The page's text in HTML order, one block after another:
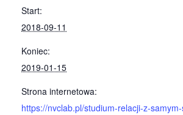
Start:
2018-09-11
Koniec:
2019-01-15
Strona internetowa:
https://nvclab.pl/studium-relacji-z-